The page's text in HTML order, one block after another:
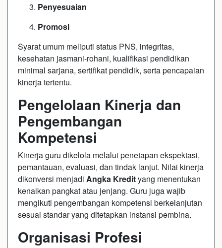
Penyesuaian
Promosi
Syarat umum meliputi status PNS, integritas,
kesehatan jasmani-rohani, kualifikasi pendidikan
minimal sarjana, sertifikat pendidik, serta pencapaian
kinerja tertentu.
Pengelolaan Kinerja dan
Pengembangan
Kompetensi
Kinerja guru dikelola melalui penetapan ekspektasi,
pemantauan, evaluasi, dan tindak lanjut. Nilai kinerja
dikonversi menjadi Angka Kredityang menentukan
kenaikan pangkat atau jenjang. Guru juga wajib
mengikuti pengembangan kompetensi berkelanjutan
sesuai standar yang ditetapkan instansi pembina.
Organisasi Profesi